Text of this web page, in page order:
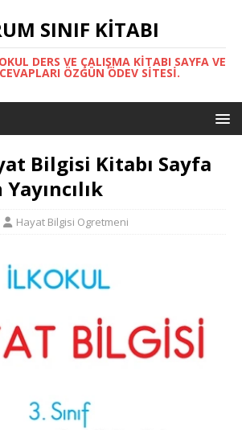
SINIF KITABI
DERS VE ÇALIŞMA KITABI SAYFA VE
ÖZGÜN ÖDEV SITESI.
Bilgisi Kitabı Sayfa
Hayat Bilgisi Ogretmeni